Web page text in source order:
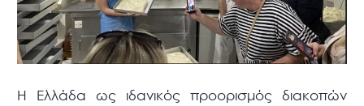
Η Ελλάδα ως ιδανικός προορισμός διακοπών